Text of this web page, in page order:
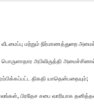
மற்றும் நிர்மாணத்துறை
அபிவிருத்தி
திகதி யாதென்பதையும்;
பிரதேச சபை வாரியாக